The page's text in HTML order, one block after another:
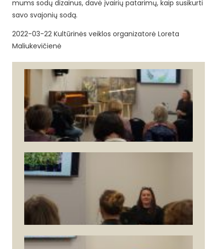
mums sodų dizainus, davė įvairių patarimų, kaip susikurti
savo svajonių sodą.
2022-03-22 Kultūrinės veiklos organizatorė Loreta
Maliukevičienė